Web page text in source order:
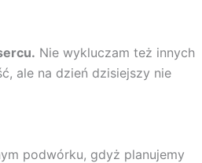
Nie wykluczam też innych
ale na dzień dzisiejszy nie
podwórku, gdyż planujemy